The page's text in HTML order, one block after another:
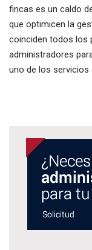
fincas es un caldo
que optimicen la
coinciden todos los
administradores
uno de los servicios